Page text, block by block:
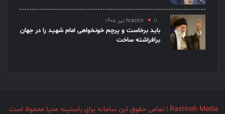
hrastin ۱۱ تیر ۱۴۰۵
باید برخاست و پرچم خونخواهی امام شهید را در جهان
برافراشته ساخت
Rastineh Media | تمامی حقوق این سامانه برای راستینه مدیا محفوظ است